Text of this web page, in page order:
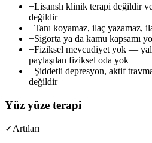
−Lisanslı klinik terapi değildir
değildir
−Tanı koyamaz, ilaç yazamaz,
−Sigorta ya da kamu kapsamı
−Fiziksel mevcudiyet yok —
paylaşılan fiziksel oda yok
−Şiddetli depresyon, aktif
değildir
Yüz yüze terapi
✓Artıları